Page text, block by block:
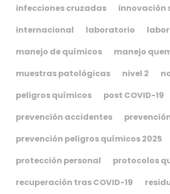
infecciones cruzadas
innovación
internacional
laboratorio
manejo de químicos
manejo
muestras patológicas
nivel 2
peligros químicos
post COVID-19
prevención accidentes
prevención peligros químicos 2025
protección personal
protocolos
recuperación tras COVID-19